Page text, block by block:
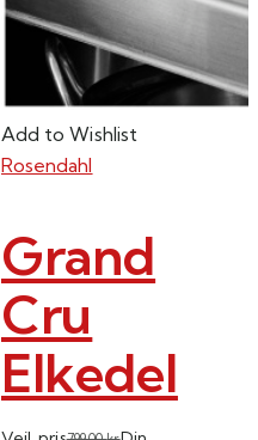
Add to Wishlist
Rosendahl
Grand
Cru
Elkedel